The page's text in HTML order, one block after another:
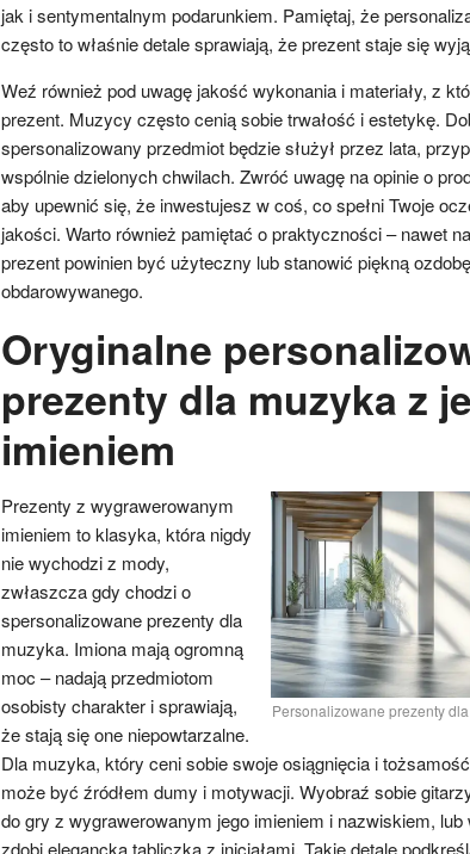
jak i sentymentalnym podarunkiem. Pamiętaj, że
często to właśnie detale sprawiają, że prezent staje się
Weź również pod uwagę jakość wykonania i materiały, z
prezent. Muzycy często cenią sobie trwałość i estetykę.
spersonalizowany przedmiot będzie służył przez lata,
wspólnie dzielonych chwilach. Zwróć uwagę na opinie o
aby upewnić się, że inwestujesz w coś, co spełni Twoje
jakości. Warto również pamiętać o praktyczności – nawet
prezent powinien być użyteczny lub stanowić piękną
obdarowywanego.
Oryginalne
prezenty dla muzyka z
imieniem
Personalizowane prezenty
Prezenty z wygrawerowanym
imieniem to klasyka, która nigdy
nie wychodzi z mody,
zwłaszcza gdy chodzi o
spersonalizowane prezenty dla
muzyka. Imiona mają ogromną
moc – nadają przedmiotom
osobisty charakter i sprawiają,
że stają się one niepowtarzalne.
Dla muzyka, który ceni sobie swoje osiągnięcia i
może być źródłem dumy i motywacji. Wyobraź sobie
do gry z wygrawerowanym jego imieniem i nazwiskiem,
zdobi elegancka tabliczka z inicjałami. Takie detale